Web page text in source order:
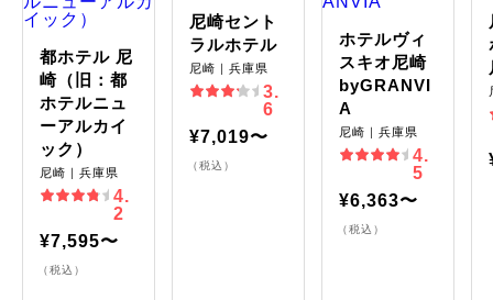
都ホテル 尼
崎（旧：都
ホテルニュ
ーアルカイ
ック）
尼崎｜兵庫県
4.
2
¥7,595〜
（税込）
尼崎セント
ラルホテル
尼崎｜兵庫県
3.
6
¥7,019〜
（税込）
ホテルヴィ
スキオ尼崎
byGRANVI
A
尼崎｜兵庫県
4.
5
¥6,363〜
（税込）